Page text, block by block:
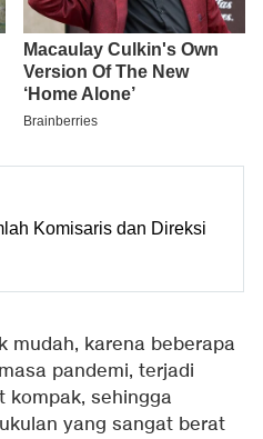
Komisaris dan Direksi
mudah, karena beberapa
pandemi, terjadi
kompak, sehingga
yang sangat berat